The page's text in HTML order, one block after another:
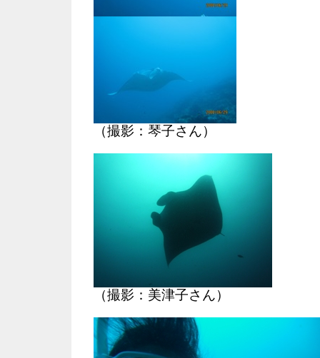
（撮影：琴子さん）
（撮影：美津子さん）